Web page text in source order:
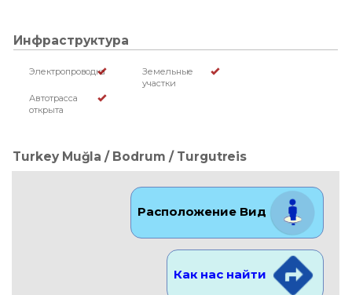
Инфраструктура
Электропроводка
Земельные
участки
Автотрасса
открыта
Turkey Muğla / Bodrum / Turgutreis
Расположение Вид
Как нас найти